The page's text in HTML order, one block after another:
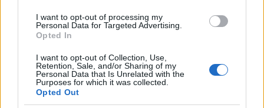
I want to opt-out of processing my
Personal Data for Targeted Advertising.
Opted In
I want to opt-out of Collection, Use,
Retention, Sale, and/or Sharing of my
Personal Data that Is Unrelated with the
Purposes for which it was collected.
Opted Out